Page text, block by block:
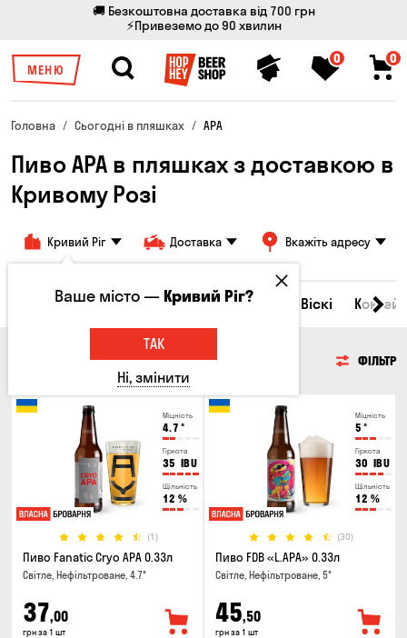
🚚 Безкоштовна доставка від 700 грн
⚡Привеземо до 90 хвилин
МЕНЮ
0 0
Головна Сьогодні в пляшках APA
Пиво APA в пляшках з доставкою в
Кривому Розі
Кривий Ріг Доставка Вкажіть адресу
Всі товари Пиво Сидр Вино Віскі
ФІЛЬТР
Міцність
4.7 °
Гіркота
35 IBU
Щільність
12 %
(1)
Пиво Fanatic Cryo APA 0.33л
Світле, Нефільтроване, 4.7°
37,00
грн за 1 шт
Міцність
5 °
Гіркота
30 IBU
Щільність
12 %
(30)
Пиво FDB «L.APA» 0.33л
Світле, Нефільтроване, 5°
45,50
грн за 1 шт
Ваше місто —Кривий Ріг?
ТАК
Ні, змінити